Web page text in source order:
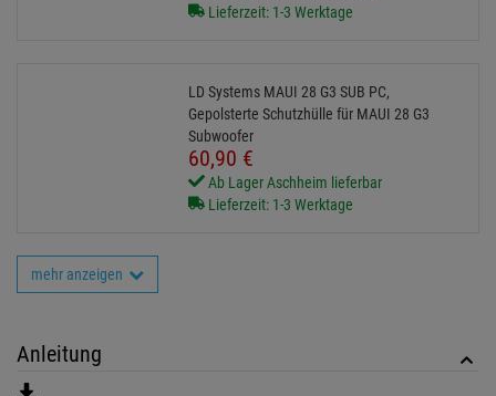
Lieferzeit: 1-3 Werktage
LD Systems MAUI 28 G3 SUB PC,
Gepolsterte Schutzhülle für MAUI 28 G3
Subwoofer
60,90 €
Ab Lager Aschheim lieferbar
Lieferzeit: 1-3 Werktage
mehr anzeigen
Anleitung